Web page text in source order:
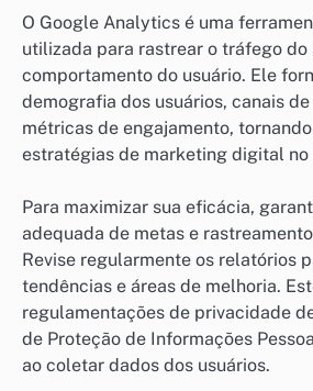
O Google Analytics é uma
utilizada para rastrear o tráfego do
comportamento do usuário. Ele
demografia dos usuários, canais
métricas de engajamento,
estratégias de marketing digital no
Para maximizar sua eficácia,
adequada de metas e
Revise regularmente os relatórios
tendências e áreas de melhoria.
regulamentações de privacidade
de Proteção de Informações
ao coletar dados dos usuários.